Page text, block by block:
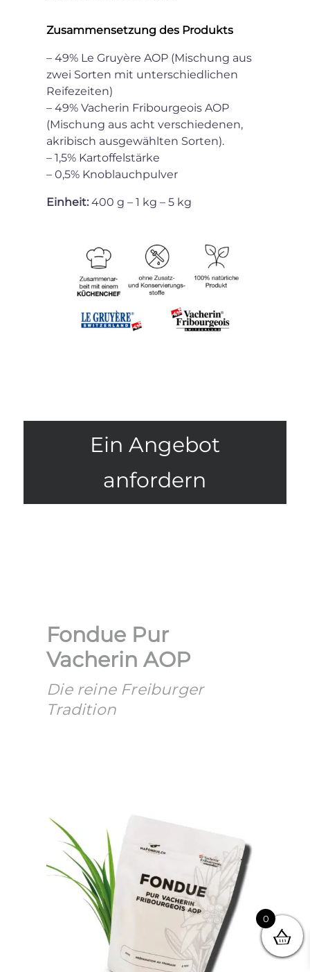
Zusammensetzung des Produkts
– 49% Le Gruyère AOP (Mischung aus
zwei Sorten mit unterschiedlichen
Reifezeiten)
– 49% Vacherin Fribourgeois AOP
(Mischung aus acht verschiedenen,
akribisch ausgewählten Sorten).
– 1,5% Kartoffelstärke
– 0,5% Knoblauchpulver
Einheit: 400 g – 1 kg – 5 kg
Ein Angebot
anfordern
Fondue Pur
Vacherin AOP
Die reine Freiburger
Tradition
0